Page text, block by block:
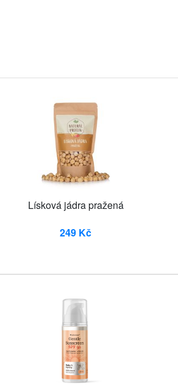
Lísková jádra pražená
249 Kč